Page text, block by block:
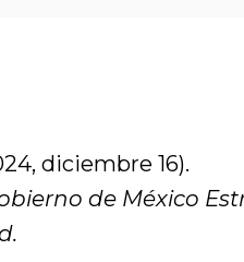
diciembre 16).
de México